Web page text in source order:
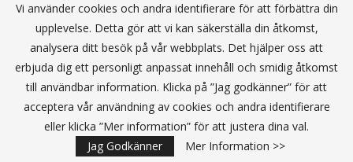
Nordens största investerarnätverk, Nordic Angels, expanderar
till Umeå tillsammans med Fondamentor och Grant Thornton.
Under tisdagen samlades några av norra Sveriges mest
inflytelserika investerare till ett första Norrländskt event, med
…
Vi använder cookies och andra identifierare för att förbättra din
upplevelse. Detta gör att vi kan säkerställa din åtkomst,
analysera ditt besök på vår webbplats. Det hjälper oss att
erbjuda dig ett personligt anpassat innehåll och smidig åtkomst
till användbar information. Klicka på ”Jag godkänner” för att
acceptera vår användning av cookies och andra identifierare
eller klicka ”Mer information” för att justera dina val.
Jag Godkänner
Mer Information >>